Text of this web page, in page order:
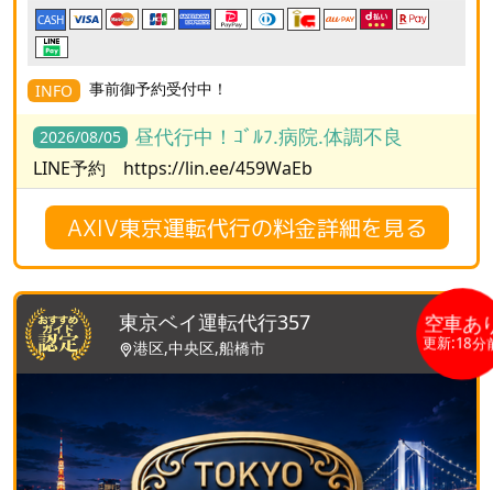
CASH
INFO 事前御予約受付中！
2026/08/05 昼代行中！ｺﾞﾙﾌ.病院.体調不良
LINE予約 https://lin.ee/459WaEb
AXIV東京運転代行の料金詳細を見る
東京ベイ運転代行357
港区,中央区,船橋市
空車あ
更新:18分